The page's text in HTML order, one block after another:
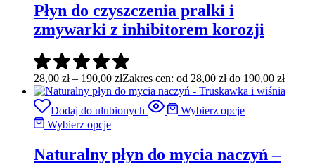
Płyn do czyszczenia pralki i
zmywarki z inhibitorem korozji
28,00 zł – 190,00 złZakres cen: od 28,00 zł do 190,00 zł
Dodaj do ulubionych
Wybierz opcje
Wybierz opcje
Naturalny płyn do mycia naczyń –